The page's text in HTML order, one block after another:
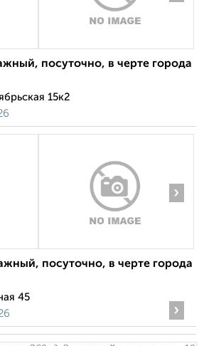
посуточно, в черте города
15к2
›
посуточно, в черте города
45
›